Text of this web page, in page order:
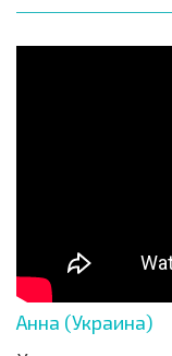
Анна (Украина)